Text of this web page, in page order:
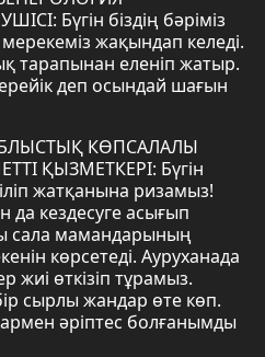
Бүгін біздің бәріміз
жақындап келеді.
тарапынан еленіп жатыр.
деп осындай шағын
КӨПСАЛАЛЫ
ҚЫЗМЕТКЕРІ: Бүгін
жатқанына ризамыз!
да кездесуге асығып
сала мамандарының
көрсетеді. Ауруханада
жиі өткізіп тұрамыз.
сырлы жандар өте көп.
әріптес болғанымды